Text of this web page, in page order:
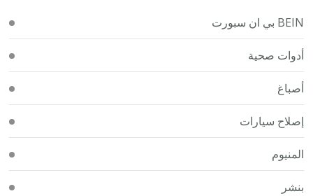
BEIN بي ان سبورت
أدوات صحية
أصباغ
إصلاح سيارات
المنيوم
بنشر